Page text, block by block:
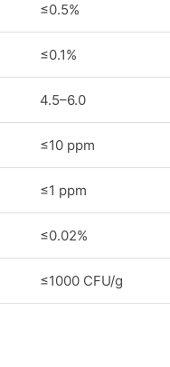
≤0.5%
≤0.1%
4.5–6.0
≤10 ppm
≤1 ppm
≤0.02%
≤1000 CFU/g